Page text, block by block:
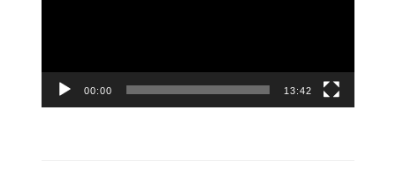
00:00 13:42